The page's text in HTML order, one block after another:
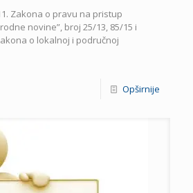
Zakona o pravu na pristup
novine”, broj 25/13, 85/15 i
o lokalnoj i područnoj
Opširnije